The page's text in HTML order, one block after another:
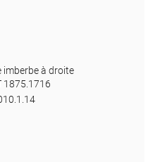
imberbe à droite
1875.1716